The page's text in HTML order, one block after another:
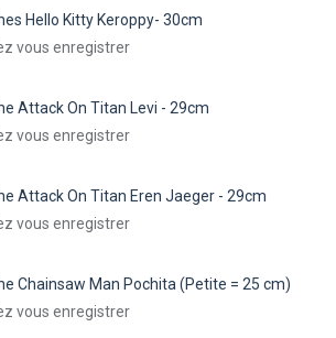
Hello Kitty Keroppy- 30cm
vous enregistrer
Attack On Titan Levi - 29cm
vous enregistrer
Attack On Titan Eren Jaeger - 29cm
vous enregistrer
Chainsaw Man Pochita (Petite = 25 cm)
vous enregistrer